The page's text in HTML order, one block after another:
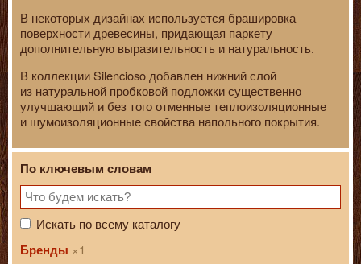
В некоторых дизайнах используется брашировка
поверхности древесины, придающая паркету
дополнительную выразительность и натуральность.
В коллекции Silencioso добавлен нижний слой
из натуральной пробковой подложки существенно
улучшающий и без того отменные теплоизоляционные
и шумоизоляционные свойства напольного покрытия.
По ключевым словам
Искать по всему каталогу
Бренды
1